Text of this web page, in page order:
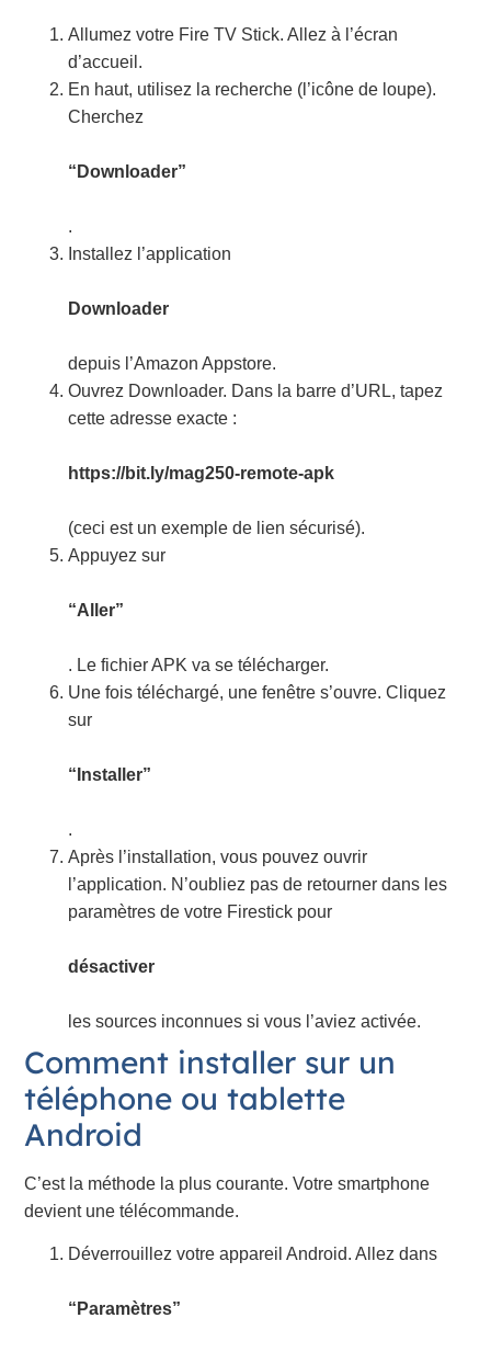
Allumez votre Fire TV Stick. Allez à l’écran
d’accueil.
En haut, utilisez la recherche (l’icône de loupe).
Cherchez
“Downloader”
.
Installez l’application
Downloader
depuis l’Amazon Appstore.
Ouvrez Downloader. Dans la barre d’URL, tapez
cette adresse exacte :
https://bit.ly/mag250-remote-apk
(ceci est un exemple de lien sécurisé).
Appuyez sur
“Aller”
. Le fichier APK va se télécharger.
Une fois téléchargé, une fenêtre s’ouvre. Cliquez
sur
“Installer”
.
Après l’installation, vous pouvez ouvrir
l’application. N’oubliez pas de retourner dans les
paramètres de votre Firestick pour
désactiver
les sources inconnues si vous l’aviez activée.
Comment installer sur un
téléphone ou tablette
Android
C’est la méthode la plus courante. Votre smartphone
devient une télécommande.
Déverrouillez votre appareil Android. Allez dans
“Paramètres”